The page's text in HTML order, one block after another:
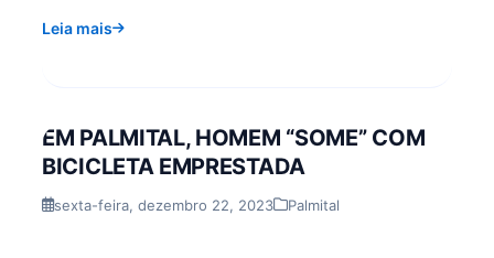
Leia mais
EM PALMITAL, HOMEM “SOME” COM
BICICLETA EMPRESTADA
sexta-feira, dezembro 22, 2023 Palmital